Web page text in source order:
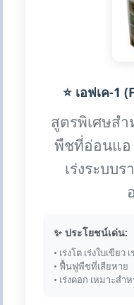
⭐ เอฟเค-1
สูตรพิเศษส
พืชที่อ่อนแอ
เร่งระบบ
✨ ประโยชน์เด่น:
• เร่งโต เร่งใบเขียว
• ฟื้นฟูพืชที่เสียหาย
• เร่งดอก เหมาะสำ